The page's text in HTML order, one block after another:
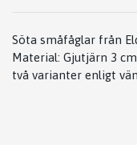
Söta småfåglar från
Material: Gjutjärn 3
två varianter enligt